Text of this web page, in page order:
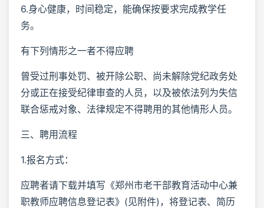
6.身心健康，时间稳定，能确保按要求完成教学任
务。
有下列情形之一者不得应聘
曾受过刑事处罚、被开除公职、尚未解除党纪政务处
分或正在接受纪律审查的人员，以及被依法列为失信
联合惩戒对象、法律规定不得聘用的其他情形人员。
三、聘用流程
1.报名方式：
应聘者请下载并填写《郑州市老干部教育活动中心兼
职教师应聘信息登记表》(见附件)，将登记表、简历